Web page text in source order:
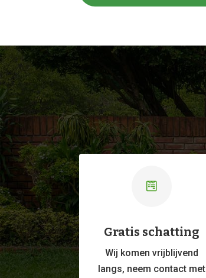

Gratis schatting
Wij komen vrijblijvend
langs, neem contact met